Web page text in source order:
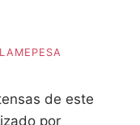
de este
por